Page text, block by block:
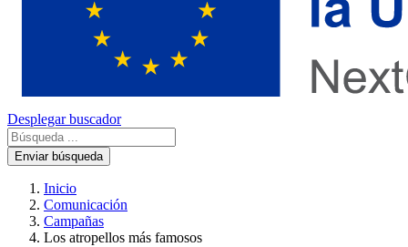
Desplegar buscador
Enviar búsqueda
Inicio
Comunicación
Campañas
Los atropellos más famosos